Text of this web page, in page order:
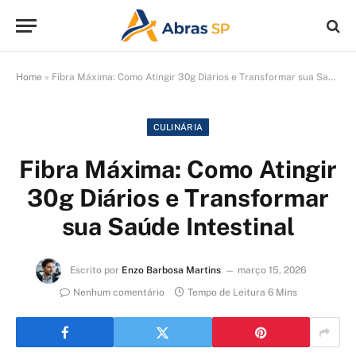
Home » Fibra Máxima: Como Atingir 30g Diários e Transformar sua Saúde Intestinal
CULINÁRIA
Fibra Máxima: Como Atingir
30g Diários e Transformar
sua Saúde Intestinal
Escrito por Enzo Barbosa Martins
março 15, 2026
Nenhum comentário
Tempo de Leitura 6 Mins